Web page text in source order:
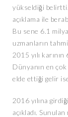
yükseldiği
açıklama ile
Bu sene 6.1
uzmanların
2015 yılı
Dünyanın en çok
elde ettiği gelir
2016 yılına
açıkladı.